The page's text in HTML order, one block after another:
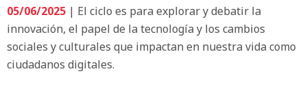
05/06/2025 | El ciclo es para explorar y debatir la
innovación, el papel de la tecnología y los cambios
sociales y culturales que impactan en nuestra vida como
ciudadanos digitales.